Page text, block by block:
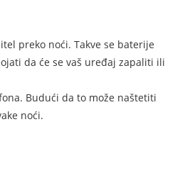
preko noći. Takve se baterije
da će se vaš uređaj zapaliti ili
Budući da to može naštetiti
noći.